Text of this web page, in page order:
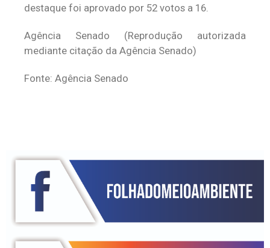
destaque foi aprovado por 52 votos a 16.
Agência Senado (Reprodução autorizada
mediante citação da Agência Senado)
Fonte: Agência Senado